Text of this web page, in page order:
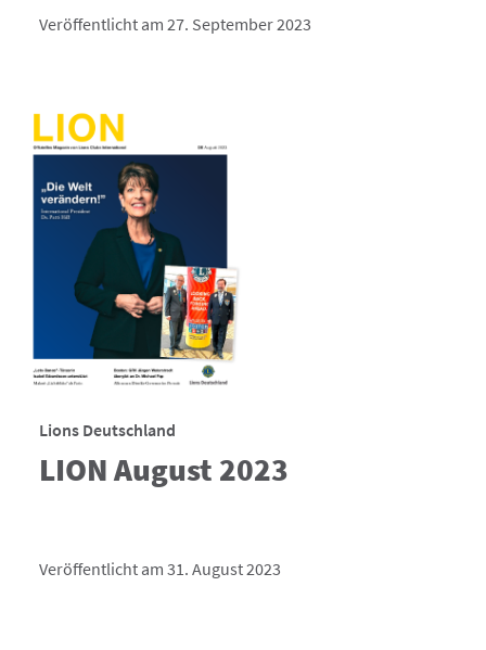
Veröffentlicht am 27. September 2023
Lions Deutschland
LION August 2023
Veröffentlicht am 31. August 2023